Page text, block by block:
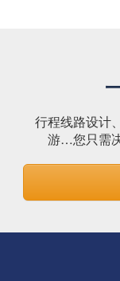
行程线路设计
游…您只需